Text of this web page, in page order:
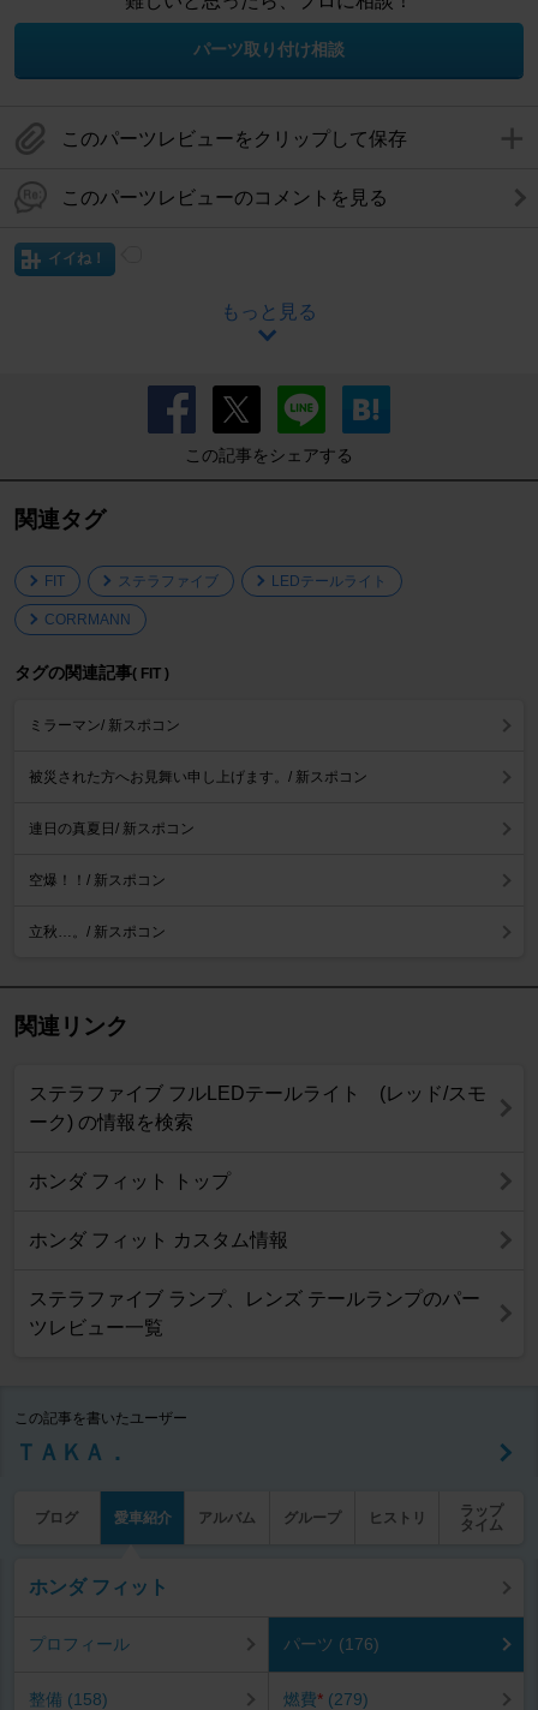
パーツ取り付け相談
このパーツレビューをクリップして保存
このパーツレビューのコメントを見る
イイね！
もっと見る
この記事をシェアする
関連タグ
FIT ステラファイブ LEDテールライト
CORRMANN
タグの関連記事( FIT )
ミラーマン/ 新スポコン
被災された方へお見舞い申し上げます。/ 新スポコン
連日の真夏日/ 新スポコン
空爆！！/ 新スポコン
立秋…。/ 新スポコン
関連リンク
ステラファイブ フルLEDテールライト (レッド/スモ
ーク) の情報を検索
ホンダ フィット トップ
ホンダ フィット カスタム情報
ステラファイブ ランプ、レンズ テールランプのパー
ツレビュー一覧
この記事を書いたユーザー
ＴＡＫＡ．
ブログ 愛車紹介 アルバム グループ ヒストリ
ラップ
タイム
ホンダ フィット
プロフィール パーツ (176)
整備 (158) 燃費* (279)